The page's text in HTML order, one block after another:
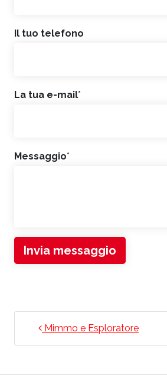
Il tuo telefono
La tua e-mail*
Messaggio*
Invia messaggio
NAVIGAZIONE ARTICOLI
Mimmo e Esploratore